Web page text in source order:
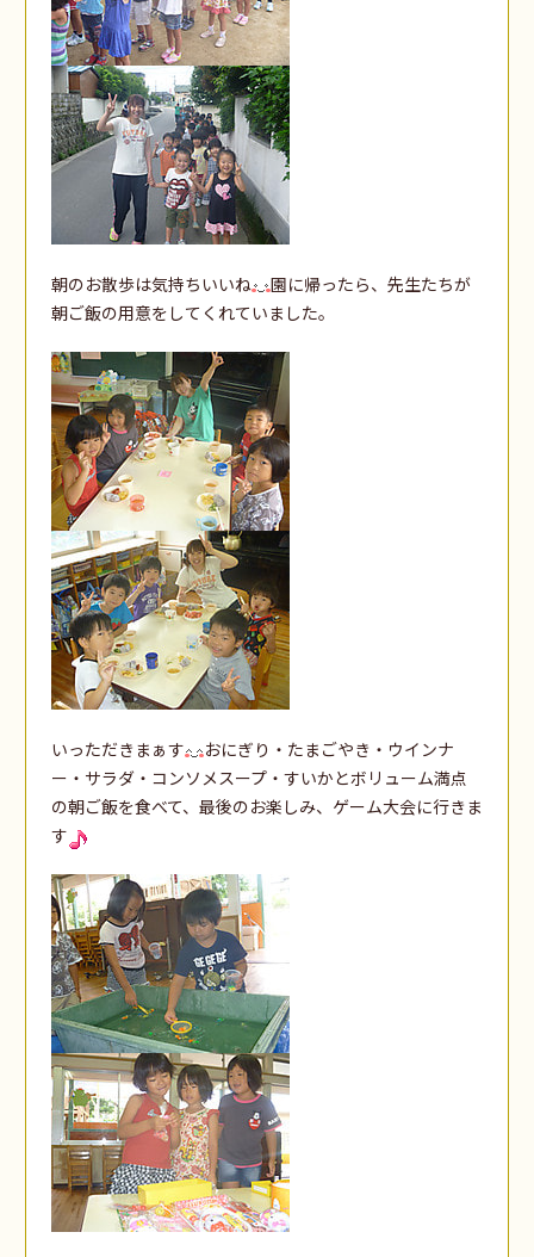
朝のお散歩は気持ちいいね
園に帰ったら、先生たちが
朝ご飯の用意をしてくれていました。
いっただきまぁす
おにぎり・たまごやき・ウインナ
ー・サラダ・コンソメスープ・すいかとボリューム満点
の朝ご飯を食べて、最後のお楽しみ、ゲーム大会に行きま
す